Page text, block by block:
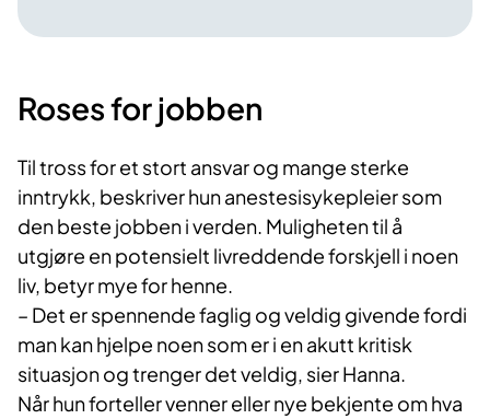
Roses for jobben
Til tross for et stort ansvar og mange sterke
inntrykk, beskriver hun anestesisykepleier som
den beste jobben i verden. Muligheten til å
utgjøre en potensielt livreddende forskjell i noen
liv, betyr mye for henne.
– Det er spennende faglig og veldig givende fordi
man kan hjelpe noen som er i en akutt kritisk
situasjon og trenger det veldig, sier Hanna.
Når hun forteller venner eller nye bekjente om hva